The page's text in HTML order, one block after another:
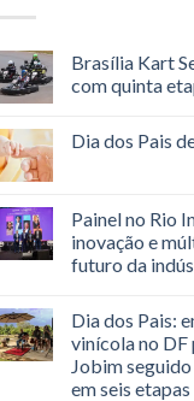
Brasília Kart
com quinta
Dia dos Pais
Painel no Rio
inovação e
futuro da
Dia dos Pais:
vinícola no DF
Jobim
em seis etapas